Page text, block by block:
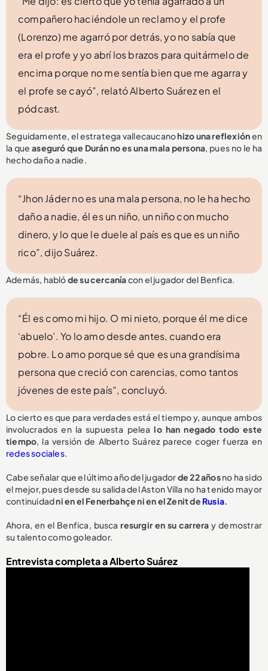
compañero haciéndole un reclamo y el profe
(Lorenzo) me agarró por detrás, yo no sabía que
era el profe y yo abrí los brazos para quitármelo de
encima porque no me sentía bien que me agarra y
el profe se cayó”, relató Alberto Suárez en el
pódcast.
Seguidamente, el estratega vallecaucanohizo una reflexiónen
la queaseguró que Durán no es una mala persona, pues no le ha
hecho daño a nadie.
“Jhon Jáder no es una mala persona, no le ha hecho
daño a nadie, él es un niño, un niño con mucho
dinero, y lo que le duele al país es que es un niño
rico”, dijo Suárez.
Además, hablóde su cercaníacon el jugador del Benfica.
“Él es como mi hijo. O mi nieto, porque él me dice
‘abuelo’. Yo lo amo desde antes, cuando era
pobre. Lo amo porque sé que es una grandísima
persona que creció con carencias, como tantos
jóvenes de este país”, concluyó.
Lo cierto es que para verdades está el tiempo y, aunque ambos
involucrados en la supuesta pelealo han negado todo este
tiempo, la versión de Alberto Suárez parece coger fuerza en
redes sociales.
Cabe señalar que el último año del jugadorde 22 añosno ha sido
el mejor, pues desde su salida del Aston Villa no ha tenido mayor
continuidadni en el Fenerbahçe ni en el Zenit de Rusia.
Ahora, en el Benfica, buscaresurgir en su carrera y demostrar
su talento como goleador.
Entrevista completa a Alberto Suárez